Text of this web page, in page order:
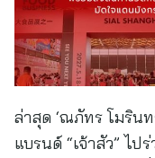
ล่าสุด ‘ณภัทร โมริน
แบรนด์ “เจ้าสัว” ไป